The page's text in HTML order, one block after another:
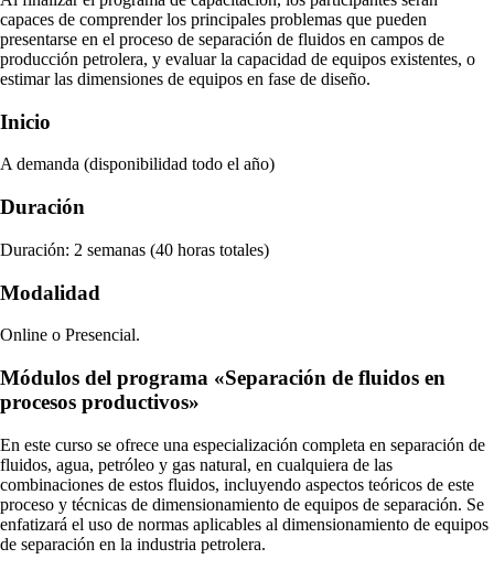
capaces de comprender los principales problemas que pueden
presentarse en el proceso de separación de fluidos en campos de
producción petrolera, y evaluar la capacidad de equipos existentes, o
estimar las dimensiones de equipos en fase de diseño.
Inicio
A demanda (disponibilidad todo el año)
Duración
Duración: 2 semanas (40 horas totales)
Modalidad
Online o Presencial.
Módulos del programa «Separación de fluidos en
procesos productivos»
En este curso se ofrece una especialización completa en separación de
fluidos, agua, petróleo y gas natural, en cualquiera de las
combinaciones de estos fluidos, incluyendo aspectos teóricos de este
proceso y técnicas de dimensionamiento de equipos de separación. Se
enfatizará el uso de normas aplicables al dimensionamiento de equipos
de separación en la industria petrolera.